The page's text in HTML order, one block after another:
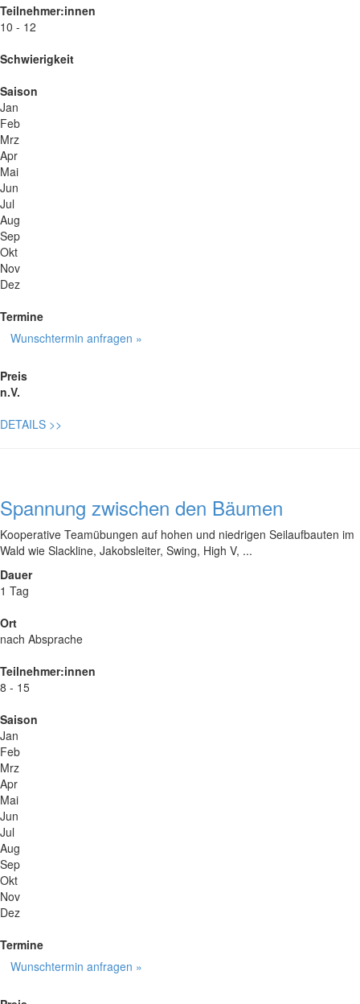
Teilnehmer:innen
10 - 12
Schwierigkeit
Saison
Jan
Feb
Mrz
Apr
Mai
Jun
Jul
Aug
Sep
Okt
Nov
Dez
Termine
Wunschtermin anfragen »
Preis
n.V.
DETAILS >>
Spannung zwischen den Bäumen
Kooperative Teamübungen auf hohen und niedrigen Seilaufbauten im
Wald wie Slackline, Jakobsleiter, Swing, High V, ...
Dauer
1 Tag
Ort
nach Absprache
Teilnehmer:innen
8 - 15
Saison
Jan
Feb
Mrz
Apr
Mai
Jun
Jul
Aug
Sep
Okt
Nov
Dez
Termine
Wunschtermin anfragen »